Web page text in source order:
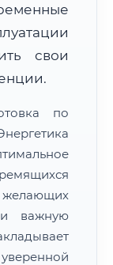
просмотра
свои
по
важную